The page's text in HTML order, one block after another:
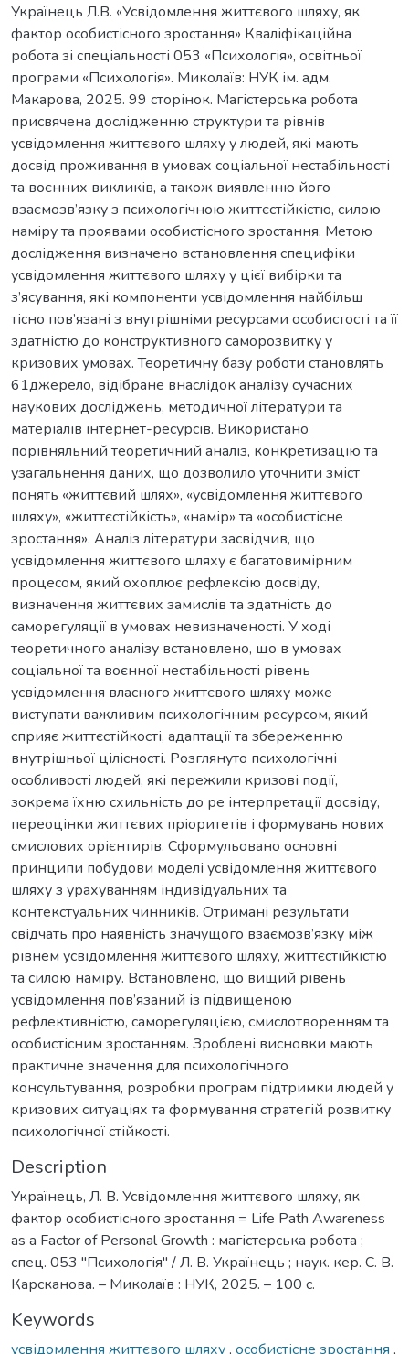
Українець Л.В. «Усвідомлення життєвого шляху, як
фактор особистісного зростання» Кваліфікаційна
робота зі спеціальності 053 «Психологія», освітньої
програми «Психологія». Миколаїв: НУК ім. адм.
Макарова, 2025. 99 сторінок. Магістерська робота
присвячена дослідженню структури та рівнів
усвідомлення життєвого шляху у людей, які мають
досвід проживання в умовах соціальної нестабільності
та воєнних викликів, а також виявленню його
взаємозв’язку з психологічною життєстійкістю, силою
наміру та проявами особистісного зростання. Метою
дослідження визначено встановлення специфіки
усвідомлення життєвого шляху у цієї вибірки та
з’ясування, які компоненти усвідомлення найбільш
тісно пов’язані з внутрішніми ресурсами особистості та її
здатністю до конструктивного саморозвитку у
кризових умовах. Теоретичну базу роботи становлять
61джерело, відібране внаслідок аналізу сучасних
наукових досліджень, методичної літератури та
матеріалів інтернет-ресурсів. Використано
порівняльний теоретичний аналіз, конкретизацію та
узагальнення даних, що дозволило уточнити зміст
понять «життєвий шлях», «усвідомлення життєвого
шляху», «життєстійкість», «намір» та «особистісне
зростання». Аналіз літератури засвідчив, що
усвідомлення життєвого шляху є багатовимірним
процесом, який охоплює рефлексію досвіду,
визначення життєвих замислів та здатність до
саморегуляції в умовах невизначеності. У ході
теоретичного аналізу встановлено, що в умовах
соціальної та воєнної нестабільності рівень
усвідомлення власного життєвого шляху може
виступати важливим психологічним ресурсом, який
сприяє життєстійкості, адаптації та збереженню
внутрішньої цілісності. Розглянуто психологічні
особливості людей, які пережили кризові події,
зокрема їхню схильність до ре інтерпретації досвіду,
переоцінки життєвих пріоритетів і формувань нових
смислових орієнтирів. Сформульовано основні
принципи побудови моделі усвідомлення життєвого
шляху з урахуванням індивідуальних та
контекстуальних чинників. Отримані результати
свідчать про наявність значущого взаємозв’язку між
рівнем усвідомлення життєвого шляху, життєстійкістю
та силою наміру. Встановлено, що вищий рівень
усвідомлення пов’язаний із підвищеною
рефлективністю, саморегуляцією, смислотворенням та
особистісним зростанням. Зроблені висновки мають
практичне значення для психологічного
консультування, розробки програм підтримки людей у
кризових ситуаціях та формування стратегій розвитку
психологічної стійкості.
Description
Українець, Л. В. Усвідомлення життєвого шляху, як
фактор особистісного зростання = Life Path Awareness
as a Factor of Personal Growth : магістерська робота ;
спец. 053 ''Психологія'' / Л. В. Українець ; наук. кер. С. В.
Карсканова. – Миколаїв : НУК, 2025. – 100 с.
Keywords
усвідомлення життєвого шляху, особистісне зростання ,